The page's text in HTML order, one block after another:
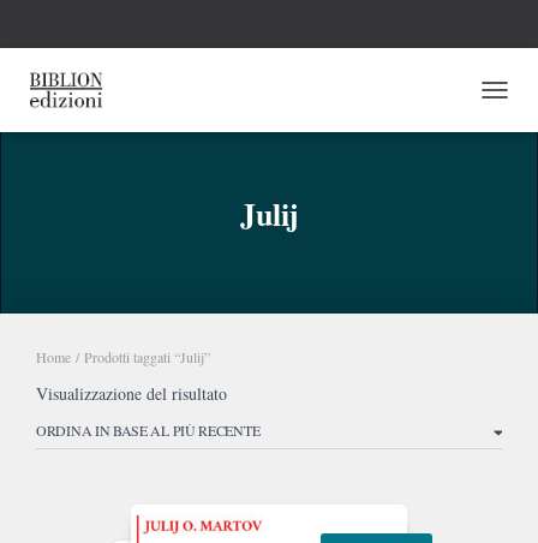
Julij
Home / Prodotti taggati “Julij”
Visualizzazione del risultato